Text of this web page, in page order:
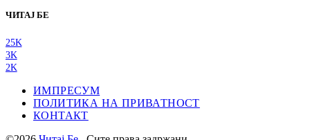
ЧИТАЈ БЕ
25K
3K
2K
ИМПРЕСУМ
ПОЛИТИКА НА ПРИВАТНОСТ
КОНТАКТ